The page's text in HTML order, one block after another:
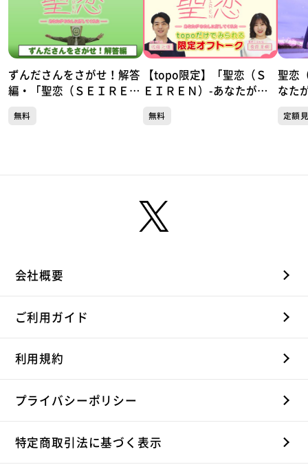
ずんださんをさがせ！解答
編・「聖恋（ＳＥＩＲＥ
してくれた-」
無料
【topo限定】「聖恋（Ｓ
ＥＩＲＥＮ）-あなたがわ
藤元揮＆菅原茉椰のオフト
無料
聖恋
なた
定額
会社概要
ご利用ガイド
利用規約
プライバシーポリシー
特定商取引法に基づく表示